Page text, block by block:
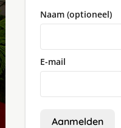
Naam (optioneel)
E-mail
Aanmelden